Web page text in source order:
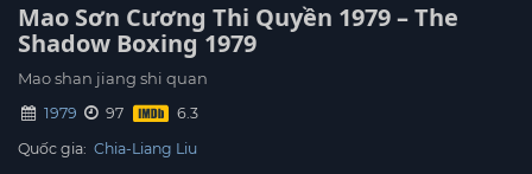
Mao Sơn Cương Thi Quyền 1979 – The
Shadow Boxing 1979
Mao shan jiang shi quan
1979
97
Quốc gia: Chia-Liang Liu